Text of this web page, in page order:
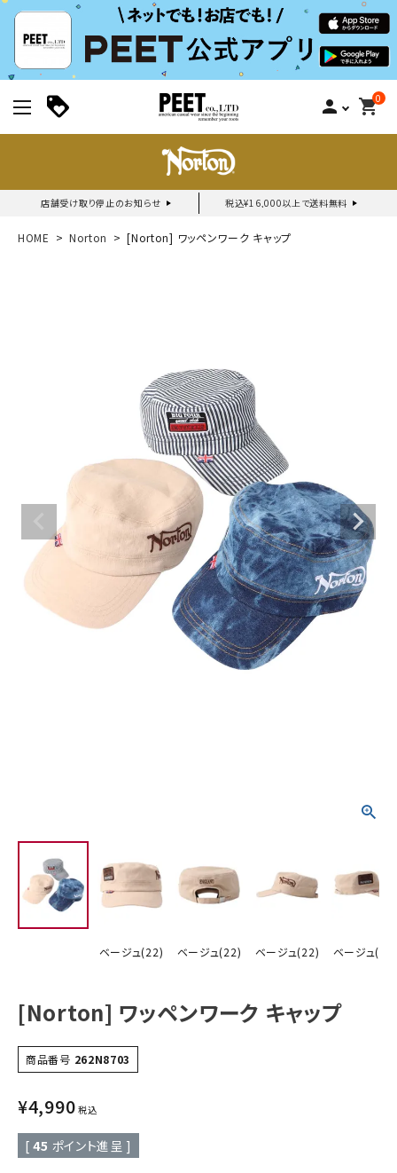
person 0
shopping_cart
店舗受け取り停止のお知らせ 税込¥16,000以上で送料無料
新規会員登録｜ログイン
ブランドメニュー
スタイリング
ニュース・特集
ランキング
HOME Norton [Norton] ワッペンワーク キャップ
ベージュ(22) ベージュ(22) ベージュ(22) ベージュ(22)
[Norton] ワッペンワーク キャップ
商品番号 262N8703
¥4,990 税込
[ 45 ポイント進呈 ]